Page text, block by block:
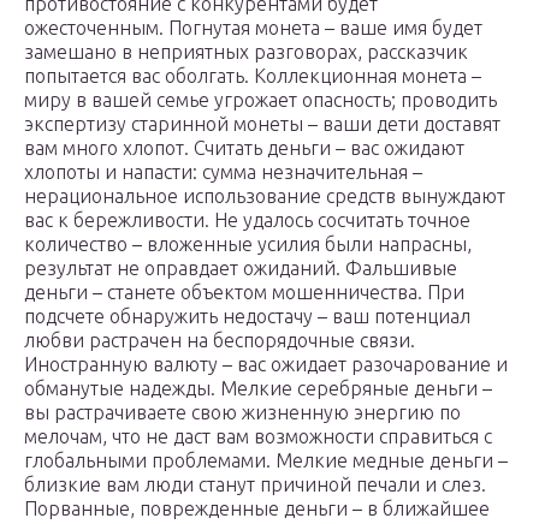
ожесточенным. Погнутая монета – ваше имя будет
замешано в неприятных разговорах, рассказчик
попытается вас оболгать. Коллекционная монета –
миру в вашей семье угрожает опасность; проводить
экспертизу старинной монеты – ваши дети доставят
вам много хлопот. Считать деньги – вас ожидают
хлопоты и напасти: сумма незначительная –
нерациональное использование средств вынуждают
вас к бережливости. Не удалось сосчитать точное
количество – вложенные усилия были напрасны,
результат не оправдает ожиданий. Фальшивые
деньги – станете объектом мошенничества. При
подсчете обнаружить недостачу – ваш потенциал
любви растрачен на беспорядочные связи.
Иностранную валюту – вас ожидает разочарование и
обманутые надежды. Мелкие серебряные деньги –
вы растрачиваете свою жизненную энергию по
мелочам, что не даст вам возможности справиться с
глобальными проблемами. Мелкие медные деньги –
близкие вам люди станут причиной печали и слез.
Порванные, поврежденные деньги – в ближайшее